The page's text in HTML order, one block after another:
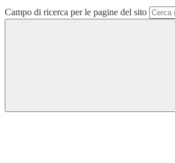
Campo di ricerca per le pagine del sito